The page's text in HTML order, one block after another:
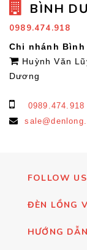
BÌNH
0989.474.918
Chi nhánh Bình
Huỳnh Văn
Dương
0989.474.918
FOLLOW US
ĐÈN LỒNG
HƯỚNG